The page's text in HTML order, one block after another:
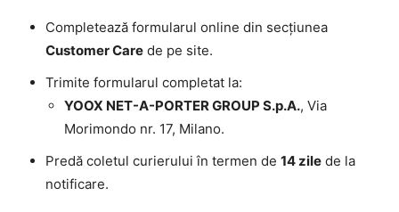
Completează formularul online din secțiunea
Customer Care de pe site.
Trimite formularul completat la:
YOOX NET-A-PORTER GROUP S.p.A., Via
Morimondo nr. 17, Milano.
Predă coletul curierului în termen de 14 zile de la
notificare.